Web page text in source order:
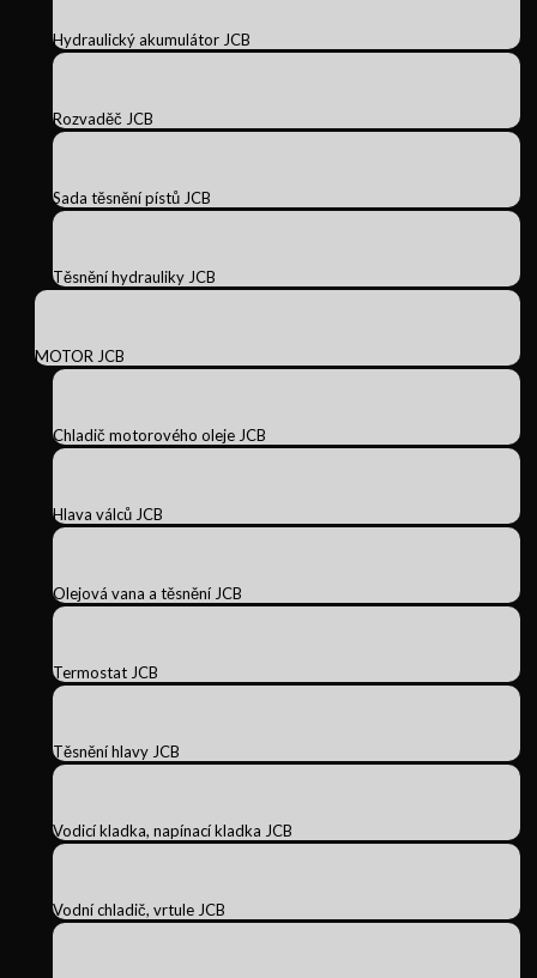
Hydraulický akumulátor JCB
Rozvaděč JCB
Sada těsnění pístů JCB
Těsnění hydrauliky JCB
MOTOR JCB
Chladič motorového oleje JCB
Hlava válců JCB
Olejová vana a těsnění JCB
Termostat JCB
Těsnění hlavy JCB
Vodicí kladka, napínací kladka JCB
Vodní chladič, vrtule JCB